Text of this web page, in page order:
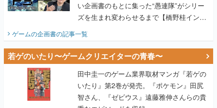
い企画書のもとに集った“愚連隊”がシリー
ズを生まれ変わらせるまで【橋野桂インタ
ビュー】
ゲームの企画書の記事一覧
若ゲのいたり〜ゲームクリエイターの青春〜
田中圭一のゲーム業界取材マンガ『若ゲの
いたり』第2巻が発売。『ポケモン』田尻
智さん、『ゼビウス』遠藤雅伸さんらの貴